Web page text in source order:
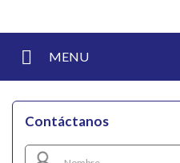
MENU
Contáctanos